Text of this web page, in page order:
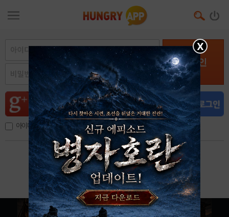
로그인
아이디, 이메일 저장
아이디 / 비밀번호 찾기 회원가입
X